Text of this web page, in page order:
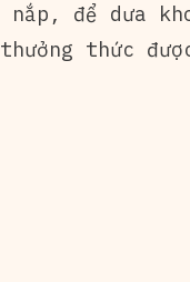
để dưa
thức